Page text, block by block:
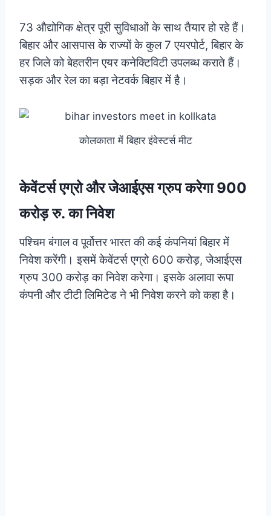
73 औद्योगिक क्षेत्र पूरी सुविधाओं के साथ तैयार हो रहे हैं।
बिहार और आसपास के राज्यों के कुल 7 एयरपोर्ट, बिहार के
हर जिले को बेहतरीन एयर कनेक्टिविटी उपलब्ध कराते हैं।
सड़क और रेल का बड़ा नेटवर्क बिहार में है।
कोलकाता में बिहार इंवेस्टर्स मीट
केवेंटर्स एग्रो और जेआईएस ग्रुप करेगा 900
करोड़ रु. का निवेश
पश्चिम बंगाल व पूर्वोत्तर भारत की कई कंपनियां बिहार में
निवेश करेंगी। इसमें केवेंटर्स एग्रो 600 करोड़, जेआईएस
ग्रुप 300 करोड़ का निवेश करेगा। इसके अलावा रूपा
कंपनी और टीटी लिमिटेड ने भी निवेश करने को कहा है।